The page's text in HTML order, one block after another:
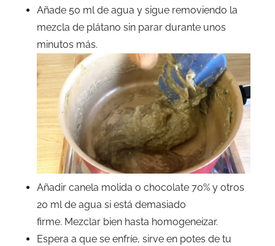
Añade 50 ml de agua y sigue removiendo la
mezcla de plátano sin parar durante unos
minutos más.
Añadir canela molida o chocolate 70% y otros
20 ml de agua si está demasiado
firme. Mezclar bien hasta homogeneizar.
Espera a que se enfríe, sirve en potes de tu